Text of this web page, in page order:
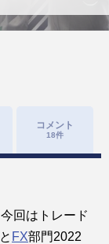
コメント
18件
回はトレード
FX部門2022